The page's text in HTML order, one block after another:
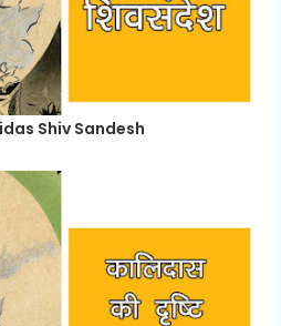
Shiv Sandesh